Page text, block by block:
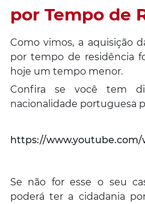
por Tempo de
Como vimos, a aquisição
por tempo de residência
hoje um tempo menor.
Confira se você tem
nacionalidade portuguesa
https://www.youtube.com/
Se não for esse o seu
poderá ter a cidadania